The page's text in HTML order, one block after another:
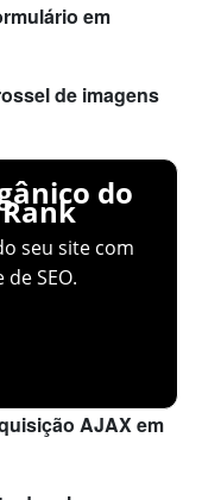
em
de imagens
do
seu site com
SEO.
AJAX em